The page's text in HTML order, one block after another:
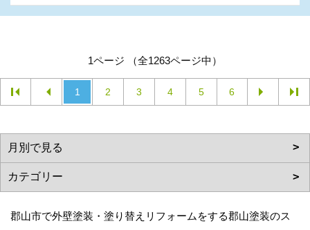
1ページ （全1263ページ中）
1 2 3 4 5 6
郡山市で外壁塗装・塗り替えリフォームをする郡山塗装のス